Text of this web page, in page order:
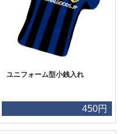
ユニフォーム型小銭入れ
450円